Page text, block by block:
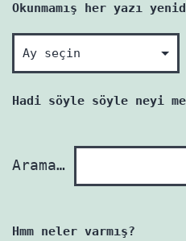
Okunmamış her yazı
Okunmamış
her
yazı
Hadi söyle söyle neyi
Arama…
Hmm neler varmış?